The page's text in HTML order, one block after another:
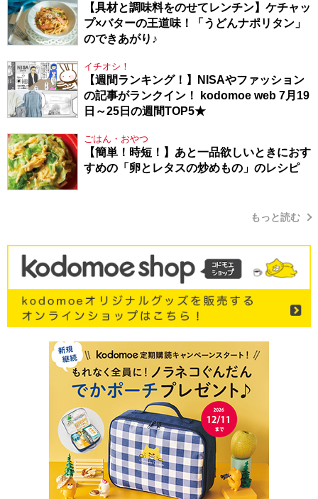
【具材と調味料をのせてレンチン】ケチャッ
プ×バターの王道味！「うどんナポリタン」
のできあがり♪
イチオシ！
【週間ランキング！】NISAやファッション
の記事がランクイン！ kodomoe web 7月19
日～25日の週間TOP5★
ごはん・おやつ
【簡単！時短！】あと一品欲しいときにおす
すめの「卵とレタスの炒めもの」のレシピ
もっと読む